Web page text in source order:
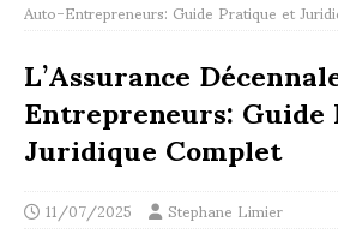
Auto-Entrepreneurs: Guide Pratique et
L’Assurance
Entrepreneurs:
Juridique Complet
11/07/2025 Stephane Limier